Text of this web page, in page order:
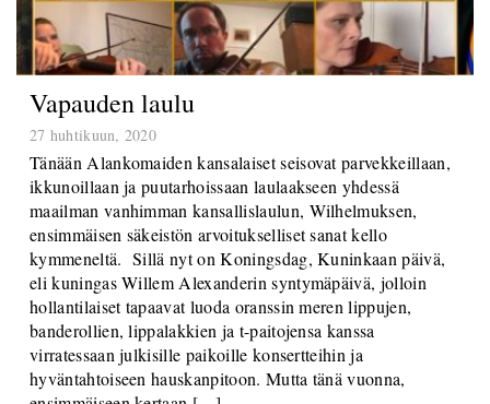
Vapauden laulu
27 huhtikuun, 2020
Tänään Alankomaiden kansalaiset seisovat parvekkeillaan,
ikkunoillaan ja puutarhoissaan laulaakseen yhdessä
maailman vanhimman kansallislaulun, Wilhelmuksen,
ensimmäisen säkeistön arvoitukselliset sanat kello
kymmeneltä. Sillä nyt on Koningsdag, Kuninkaan päivä,
eli kuningas Willem Alexanderin syntymäpäivä, jolloin
hollantilaiset tapaavat luoda oranssin meren lippujen,
banderollien, lippalakkien ja t-paitojensa kanssa
virratessaan julkisille paikoille konsertteihin ja
hyväntahtoiseen hauskanpitoon. Mutta tänä vuonna,
ensimmäiseen kertaan […]